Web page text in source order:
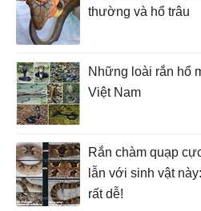
thường và hổ trâu
Những loài rắn hổ
Việt Nam
Rắn chàm quạp
lẫn với sinh vật
rất dễ!